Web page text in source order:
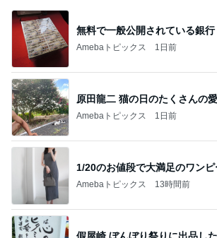
無料で一般公開されている銀行
Amebaトピックス 1日前
原田龍二 猫の日のたくさんの
Amebaトピックス 1日前
1/20のお値段で大満足のワンピ
Amebaトピックス 13時間前
假屋崎 ぼんぼり祭りに出品し